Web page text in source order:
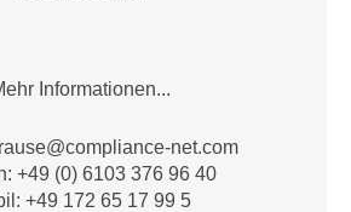
Informationen...
moc.t
en-ec
nailp
moc@e
+49 (0) 6103 376 96 40
+49 172 65 17 99 5